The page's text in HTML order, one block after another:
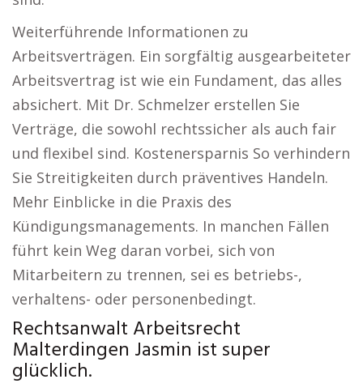
Weiterführende Informationen zu
Arbeitsverträgen. Ein sorgfältig ausgearbeiteter
Arbeitsvertrag ist wie ein Fundament, das alles
absichert. Mit Dr. Schmelzer erstellen Sie
Verträge, die sowohl rechtssicher als auch fair
und flexibel sind. Kostenersparnis So verhindern
Sie Streitigkeiten durch präventives Handeln.
Mehr Einblicke in die Praxis des
Kündigungsmanagements. In manchen Fällen
führt kein Weg daran vorbei, sich von
Mitarbeitern zu trennen, sei es betriebs-,
verhaltens- oder personenbedingt.
Rechtsanwalt Arbeitsrecht
Malterdingen Jasmin ist super
glücklich.